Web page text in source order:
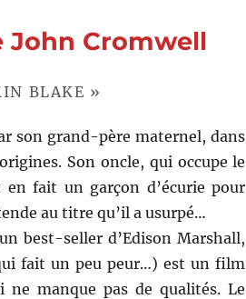
John Cromwell
BLAKE »
son grand-père maternel, dans
Son oncle, qui occupe le
fait un garçon d’écurie pour
au titre qu’il a usurpé…
best-seller d’Edison Marshall,
fait un peu peur…) est un film
ne manque pas de qualités. Le